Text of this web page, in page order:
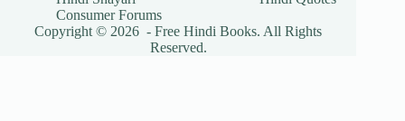
Consumer Forums
Copyright © 2026 - Free Hindi Books. All Rights
Reserved.